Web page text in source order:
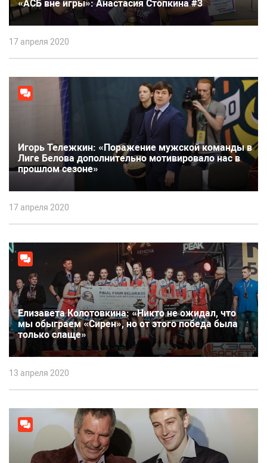
«АСБ вне игры»: Анастасия Стопкина #3
17 апреля 2020
Игорь Тележкин: «Поражение мужской команды в
Лиге Белова дополнительно мотивировало нас в
прошлом сезоне»
17 апреля 2020
Елизавета Колотовкина: «Никто не ожидал, что
мы обыграем «Сирен», но от этого победа была
только слаще»
13 апреля 2020